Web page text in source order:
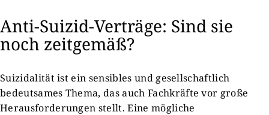
Anti-Suizid-Verträge: Sind sie
noch zeitgemäß?
Suizidalität ist ein sensibles und gesellschaftlich
bedeutsames Thema, das auch Fachkräfte vor große
Herausforderungen stellt. Eine mögliche